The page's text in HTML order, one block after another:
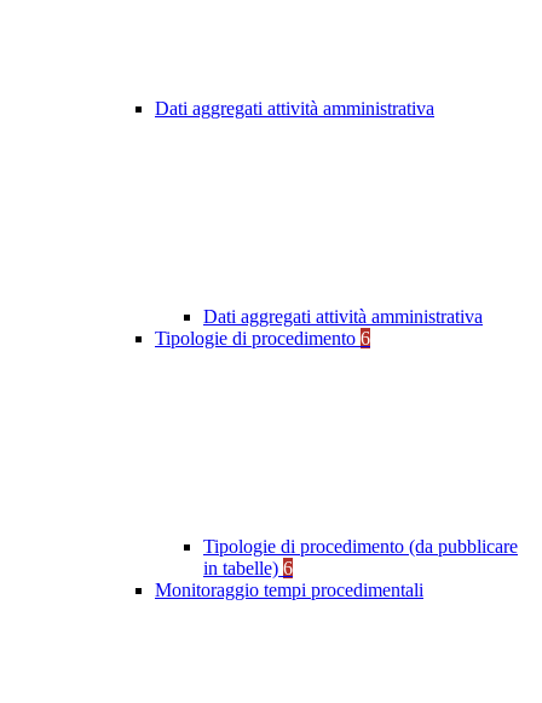
Dati aggregati attività amministrativa
Dati aggregati attività amministrativa
Tipologie di procedimento 6
Tipologie di procedimento (da pubblicare
in tabelle) 6
Monitoraggio tempi procedimentali